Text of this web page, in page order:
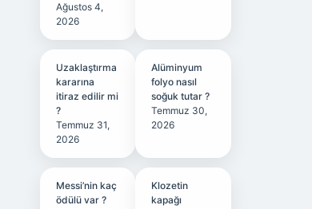
Ağustos 4,
2026
Uzaklaştırma
kararına
itiraz edilir mi
?
Temmuz 31,
2026
Alüminyum
folyo nasıl
soğuk tutar ?
Temmuz 30,
2026
Messi’nin kaç
ödülü var ?
Klozetin
kapağı